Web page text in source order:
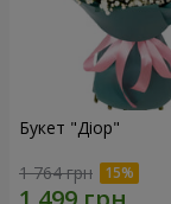
Букет "Діор"
1 764 грн